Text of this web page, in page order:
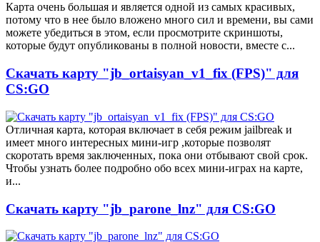
Карта очень большая и является одной из самых красивых,
потому что в нее было вложено много сил и времени, вы сами
можете убедиться в этом, если просмотрите скриншоты,
которые будут опубликованы в полной новости, вместе с...
Скачать карту "jb_ortaisyan_v1_fix (FPS)" для
CS:GO
Отличная карта, которая включает в себя режим jailbreak и
имеет много интересных мини-игр ,которые позволят
скоротать время заключенных, пока они отбывают свой срок.
Чтобы узнать более подробно обо всех мини-играх на карте,
и...
Скачать карту "jb_parone_lnz" для CS:GO